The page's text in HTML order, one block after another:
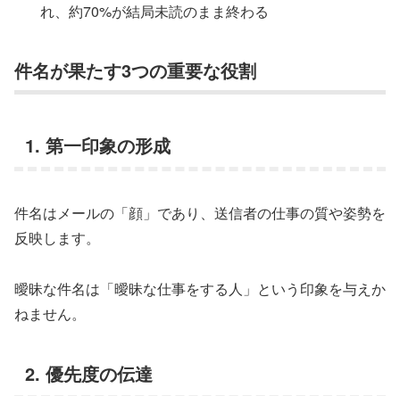
れ、約70%が結局未読のまま終わる
件名が果たす3つの重要な役割
1. 第一印象の形成
件名はメールの「顔」であり、送信者の仕事の質や姿勢を
反映します。
曖昧な件名は「曖昧な仕事をする人」という印象を与えか
ねません。
2. 優先度の伝達